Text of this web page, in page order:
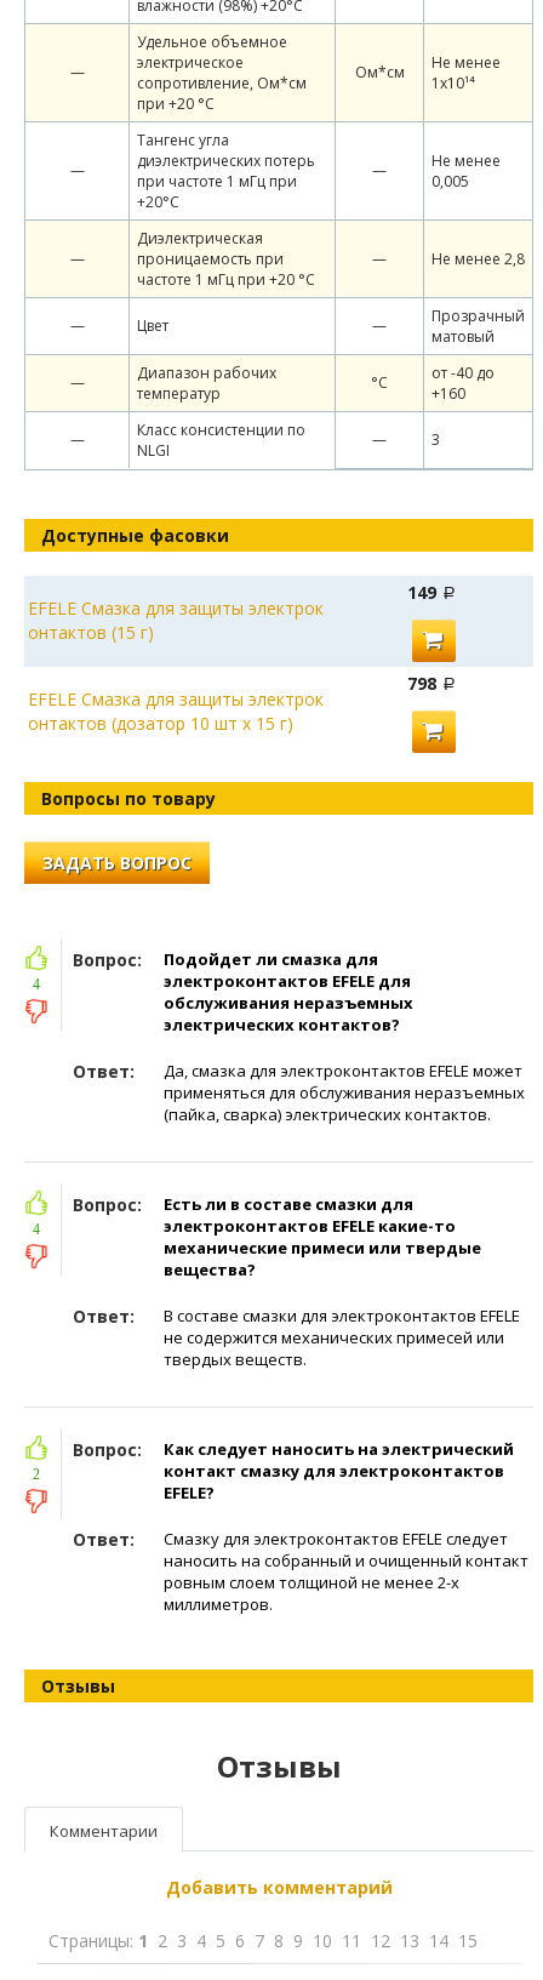
влажности (98%) +20°С
—
Удельное объемное
электрическое
сопротивление, Ом*см
при +20 °С
Ом*см
Не менее
1х10¹⁴
—
Тангенс угла
диэлектрических потерь
при частоте 1 мГц при
+20°С
—
Не менее
0,005
—
Диэлектрическая
проницаемость при
частоте 1 мГц при +20 °С
— Не менее 2,8
— Цвет —
Прозрачный
матовый
—
Диапазон рабочих
температур
°С
от -40 до
+160
—
Класс консистенции по
NLGI
— 3
Доступные фасовки
EFELE Смазка для защиты электрок
онтактов (15 г)
149
EFELE Смазка для защиты электрок
онтактов (дозатор 10 шт х 15 г)
798
Вопросы по товару
ЗАДАТЬ ВОПРОС
Вопрос:
Подойдет ли смазка для
электроконтактов EFELE для
обслуживания неразъемных
электрических контактов?
Ответ:
Да, смазка для электроконтактов EFELE может
применяться для обслуживания неразъемных
(пайка, сварка) электрических контактов.
4
Вопрос:
Есть ли в составе смазки для
электроконтактов EFELE какие-то
механические примеси или твердые
вещества?
Ответ:
В составе смазки для электроконтактов EFELE
не содержится механических примесей или
твердых веществ.
4
Вопрос:
Как следует наносить на электрический
контакт смазку для электроконтактов
EFELE?
Ответ:
Смазку для электроконтактов EFELE следует
наносить на собранный и очищенный контакт
ровным слоем толщиной не менее 2-х
миллиметров.
2
Отзывы
Отзывы
Комментарии
Добавить комментарий
Страницы: 1 2 3 4 5 6 7 8 9 10 11 12 13 14 15